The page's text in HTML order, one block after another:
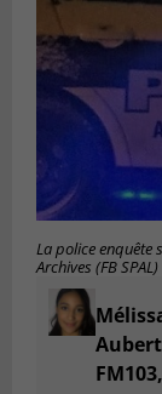
La police enquête
Archives (FB SPAL)